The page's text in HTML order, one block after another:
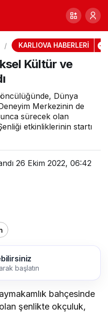
KARLIOVA HABERLERİ
Kültür ve
öncülüğünde, Dünya
Merkezinin de
sürecek olan
etkinliklerinin startı
26 Ekim 2022, 06:42
başlatın
bahçesinde
şenlikte okçuluk,
0 Paylaş